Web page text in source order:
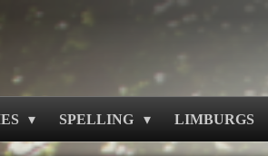
SPELLING LIMBURGS